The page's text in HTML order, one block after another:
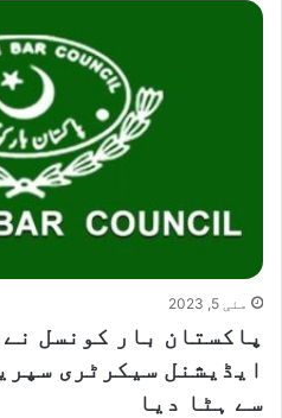
مئی 5, 2023
پاکستان بار کونسل
ایڈیشنل سیکرٹری
سے ہٹا دیا